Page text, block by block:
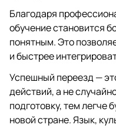
Благодаря
обучение становится
понятным. Это
и быстрее
Успешный переезд —
действий, а не
подготовку, тем легче
новой стране. Язык,